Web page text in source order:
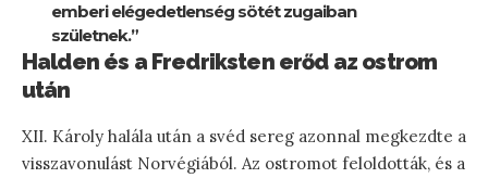
emberi elégedetlenség sötét zugaiban
születnek.”
Halden és a Fredriksten erőd az ostrom
után
XII. Károly halála után a svéd sereg azonnal megkezdte a
visszavonulást Norvégiából. Az ostromot feloldották, és a